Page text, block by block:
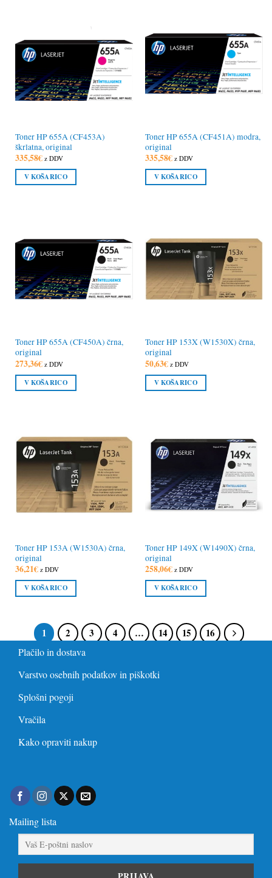
Toner HP 655A (CF453A)
škrlatna, original
335,58€ z DDV
V KOŠARICO
Toner HP 655A (CF451A) modra,
original
335,58€ z DDV
V KOŠARICO
Toner HP 655A (CF450A) črna,
original
273,36€ z DDV
V KOŠARICO
Toner HP 153X (W1530X) črna,
original
50,63€ z DDV
V KOŠARICO
Toner HP 153A (W1530A) črna,
original
36,21€ z DDV
V KOŠARICO
Toner HP 149X (W1490X) črna,
original
258,06€ z DDV
V KOŠARICO
1 2 3 4 … 14 15 16
Plačilo in dostava
Varstvo osebnih podatkov in piškotki
Splošni pogoji
Vračila
Kako opraviti nakup
Mailing lista